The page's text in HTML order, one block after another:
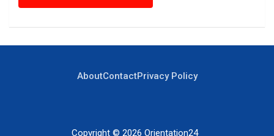
AboutContactPrivacy Policy
Copyright © 2026 Orientation24